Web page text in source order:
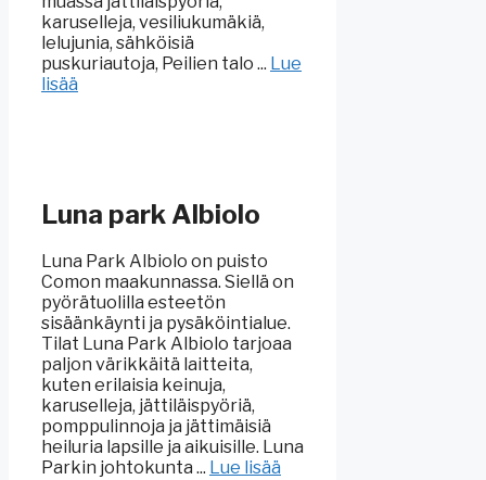
karuselleja, vesiliukumäkiä,
lelujunia, sähköisiä
puskuriautoja, Peilien talo ... Lue
lisää
Luna park Albiolo
Luna Park Albiolo on puisto
Comon maakunnassa. Siellä on
pyörätuolilla esteetön
sisäänkäynti ja pysäköintialue.
Tilat Luna Park Albiolo tarjoaa
paljon värikkäitä laitteita,
kuten erilaisia keinuja,
karuselleja, jättiläispyöriä,
pomppulinnoja ja jättimäisiä
heiluria lapsille ja aikuisille. Luna
Parkin johtokunta ... Lue lisää